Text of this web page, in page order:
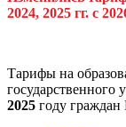
2024, 2025 гг. с
Тарифы на
государственного
2025 году